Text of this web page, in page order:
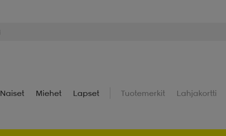
Naiset Miehet Lapset Tuotemerkit Lahjakortti